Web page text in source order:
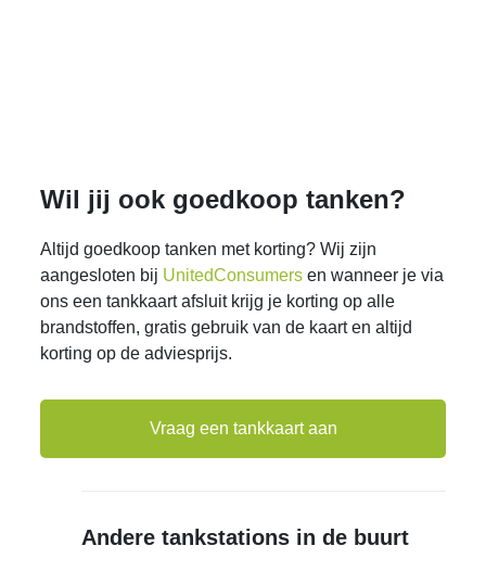
Wil jij ook goedkoop tanken?
Altijd goedkoop tanken met korting? Wij zijn
aangesloten bij UnitedConsumers en wanneer je via
ons een tankkaart afsluit krijg je korting op alle
brandstoffen, gratis gebruik van de kaart en altijd
korting op de adviesprijs.
Vraag een tankkaart aan
Andere tankstations in de buurt